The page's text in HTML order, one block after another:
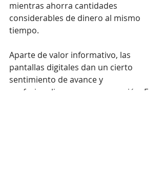
mientras ahorra cantidades
considerables de dinero al mismo
tiempo.
Aparte de valor informativo, las
pantallas digitales dan un cierto
sentimiento de avance y
profesionalismo a su corporación. Es